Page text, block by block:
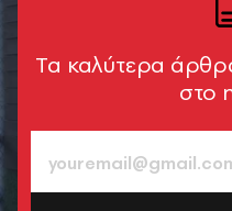
Tα καλύτερα
στο